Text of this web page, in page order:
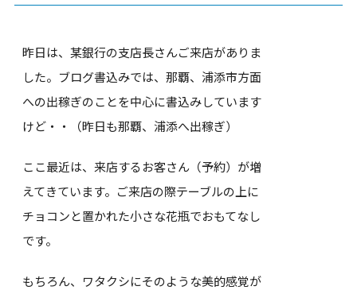
昨日は、某銀行の支店長さんご来店がありま
した。ブログ書込みでは、那覇、浦添市方面
への出稼ぎのことを中心に書込みしています
けど・・（昨日も那覇、浦添へ出稼ぎ）
ここ最近は、来店するお客さん（予約）が増
えてきています。ご来店の際テーブルの上に
チョコンと置かれた小さな花瓶でおもてなし
です。
もちろん、ワタクシにそのような美的感覚が